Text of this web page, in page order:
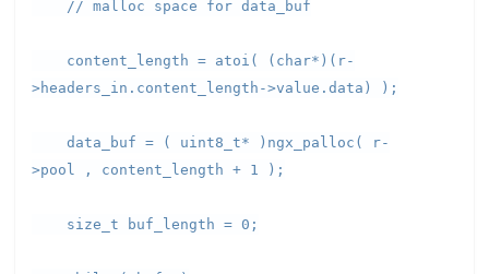
// malloc space for data_buf
content_length = atoi( (char*)(r-
>headers_in.content_length->value.data) );
data_buf = ( uint8_t* )ngx_palloc( r-
>pool , content_length + 1 );
size_t buf_length = 0;